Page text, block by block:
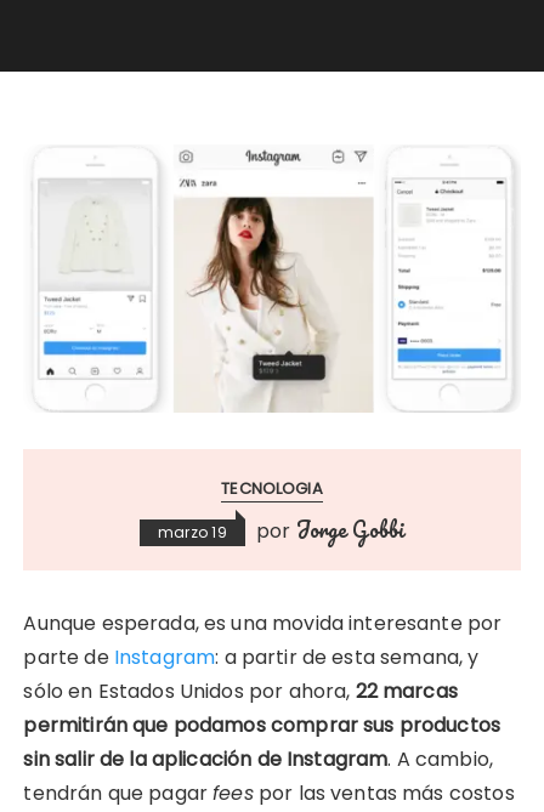
TECNOLOGIA
marzo 19 por Jorge Gobbi
Aunque esperada, es una movida interesante por
parte de Instagram: a partir de esta semana, y
sólo en Estados Unidos por ahora, 22 marcas
permitirán que podamos comprar sus productos
sin salir de la aplicación de Instagram. A cambio,
tendrán que pagarfeespor las ventas más costos